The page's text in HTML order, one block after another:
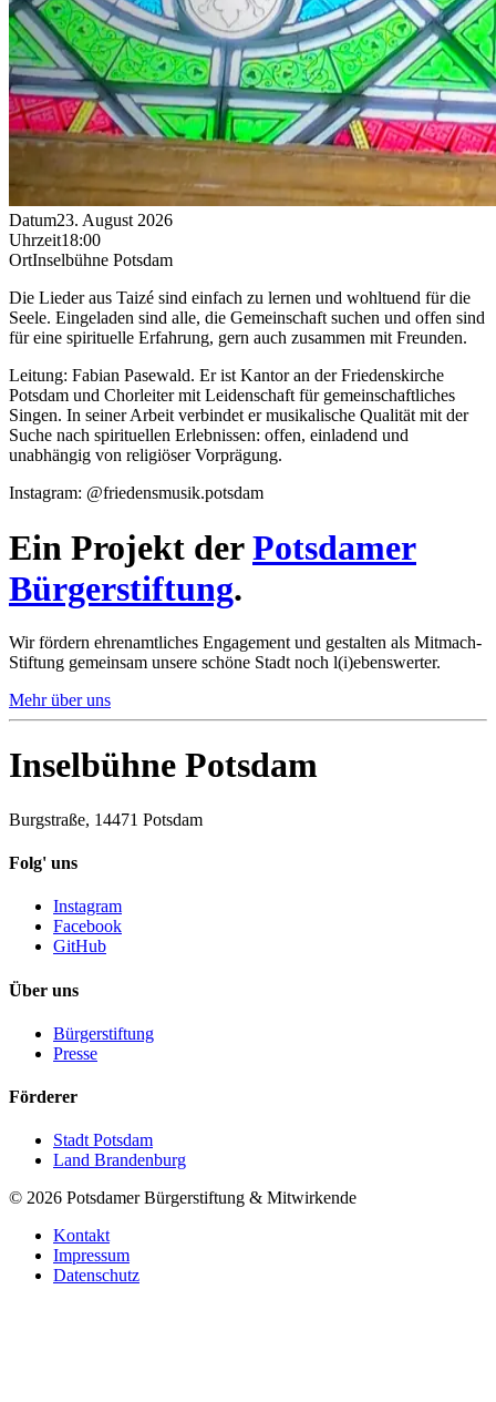
Datum23. August 2026
Uhrzeit18:00
OrtInselbühne Potsdam
Die Lieder aus Taizé sind einfach zu lernen und wohltuend für die
Seele. Eingeladen sind alle, die Gemeinschaft suchen und offen sind
für eine spirituelle Erfahrung, gern auch zusammen mit Freunden.
Leitung: Fabian Pasewald. Er ist Kantor an der Friedenskirche
Potsdam und Chorleiter mit Leidenschaft für gemeinschaftliches
Singen. In seiner Arbeit verbindet er musikalische Qualität mit der
Suche nach spirituellen Erlebnissen: offen, einladend und
unabhängig von religiöser Vorprägung.
Instagram: @friedensmusik.potsdam
Ein Projekt der Potsdamer
Bürgerstiftung.
Wir fördern ehrenamtliches Engagement und gestalten als Mitmach-
Stiftung gemeinsam unsere schöne Stadt noch l(i)ebenswerter.
Mehr über uns
Inselbühne Potsdam
Burgstraße, 14471 Potsdam
Folg' uns
Instagram
Facebook
GitHub
Über uns
Bürgerstiftung
Presse
Förderer
Stadt Potsdam
Land Brandenburg
© 2026 Potsdamer Bürgerstiftung & Mitwirkende
Kontakt
Impressum
Datenschutz